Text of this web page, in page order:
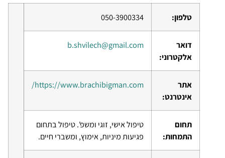
טלפון: 050-3900334
דואר
אלקטרוני:
b.shvilech@gmail.com
אתר
אינטרנט:
https://www.brachibigman.com/
תחום
התמחות:
טיפול אישי, זוגי ומשפ'. טיפול בתחום
פגיעות מיניות, אימוץ, ומשברי חיים.